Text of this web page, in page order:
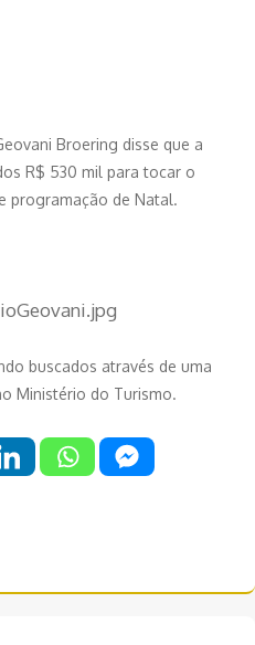
Broering disse que a
R$ 530 mil para tocar o
programação de Natal.
buscados através de uma
Ministério do Turismo.